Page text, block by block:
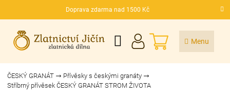
Doprava zdarma nad 1500 Kč
CZK
NÁKUPNÍ
KOŠÍK
ČESKÝ GRANÁT
Přívěsky s českými granáty
Stříbrný přívěsek ČESKÝ GRANÁT STROM ŽIVOTA